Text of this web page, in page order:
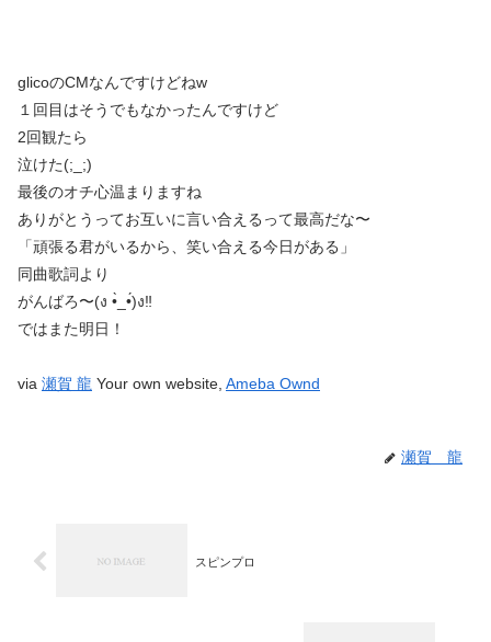
glicoのCMなんですけどねw
１回目はそうでもなかったんですけど
2回観たら
泣けた(;_;)
最後のオチ心温まりますね
ありがとうってお互いに言い合えるって最高だな〜
「頑張る君がいるから、笑い合える今日がある」
同曲歌詞より
がんばろ〜(ง •̀_•́)ง‼
ではまた明日！
via 瀬賀 龍 Your own website, Ameba Ownd
瀬賀 龍
スピンプロ